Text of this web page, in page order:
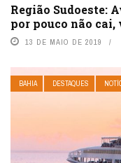
Região Sudoeste:
por pouco não cai,
13 DE MAIO DE 2019
BAHIA DESTAQUES